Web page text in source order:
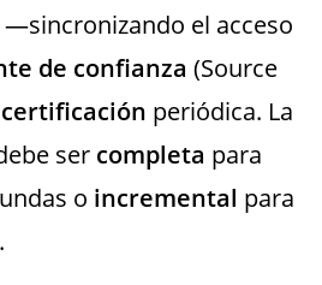
—sincronizando el acceso
de confianza (Source
periódica. La
ser completa para
o incremental para